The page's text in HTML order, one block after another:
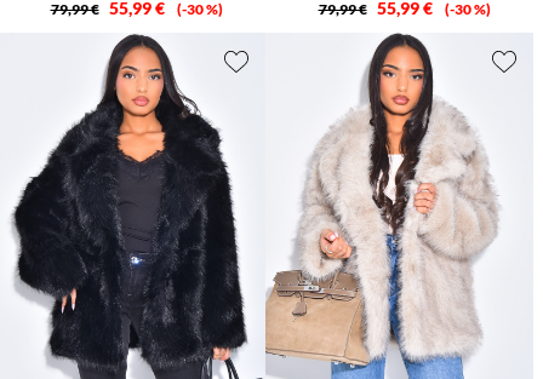
79,99 € 55,99 € -30 %
79,99 € 55,99 € -30 %